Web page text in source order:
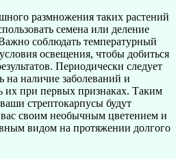
размножения таких растений
семена или деление
соблюдать температурный
освещения, чтобы добиться
Периодически следует
на наличие заболеваний и
их при первых признаках. Таким
стрептокарпусы будут
вас своим необычным цветением и
видом на протяжении долгого